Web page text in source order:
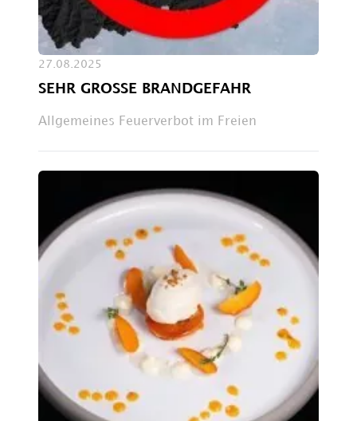
27.08.2025
SEHR GROSSE BRANDGEFAHR
Allgemeines Feuerverbot im Freien